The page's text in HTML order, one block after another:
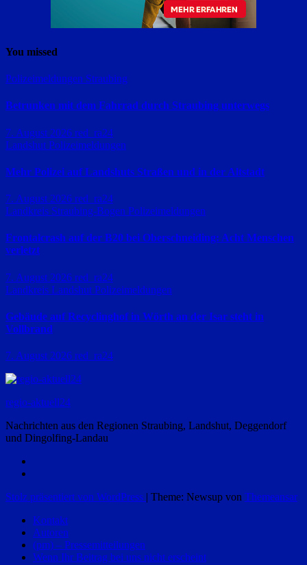
You missed
Polizeimeldungen Straubing
Betrunken mit dem Fahrrad durch Straubing unterwegs
7. August 2026 red_ra24
Landshut Polizeimeldungen
Mehr Polizei auf Landshuts Straßen und in der Altstadt
7. August 2026 red_ra24
Landkreis Straubing-Bogen Polizeimeldungen
Frontalcrash auf der B20 bei Oberschneiding: Acht Menschen
verletzt
7. August 2026 red_ra24
Landkreis Landshut Polizeimeldungen
Gebäude auf Recyclinghof in Wörth an der Isar steht in
Vollbrand
7. August 2026 red_ra24
regio-aktuell24
Nachrichten aus den Regionen Straubing, Landshut, Deggendorf
und Dingolfing-Landau
Stolz präsentiert von WordPress | Theme: Newsup von Themeansar
Kontakt
Autoren
(pm) – Pressemitteilungen
Wenn Ihr Beitrag bei uns nicht erscheint